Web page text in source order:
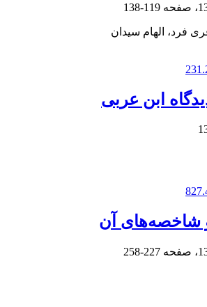
119-138
فرد، الهام سیدان
ابن عربی
شاخصه‌های آن
227-258